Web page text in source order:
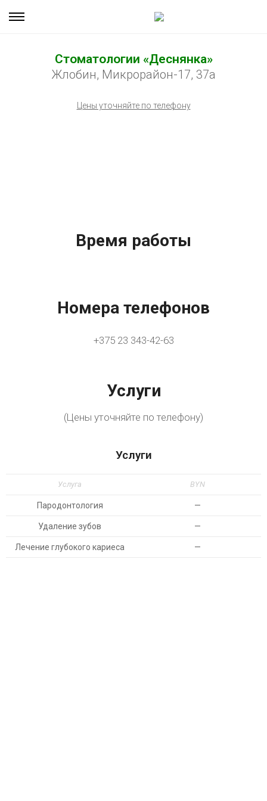
Стоматологии «Деснянка»
Жлобин, Микрорайон-17, 37а
Цены уточняйте по телефону
Время работы
Номера телефонов
+375 23 343-42-63
Услуги
(Цены уточняйте по телефону)
Услуги
Услуга BYN
Пародонтология —
Удаление зубов —
Лечение глубокого кариеса —